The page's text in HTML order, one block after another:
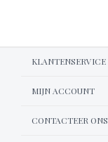
KLANTENSERVICE
MIJN ACCOUNT
CONTACTEER ONS